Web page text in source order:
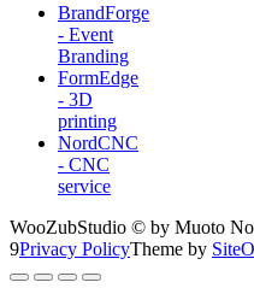
BrandForge
- Event
Branding
FormEdge
- 3D
printing
NordCNC
- CNC
service
WooZubStudio © by Muoto
9Privacy PolicyTheme by